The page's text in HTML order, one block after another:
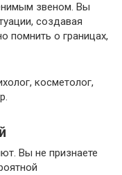
звеном. Вы
создавая
помнить о границах,
косметолог,
Вы не признаете